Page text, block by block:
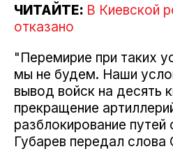
ЧИТАЙТЕ: В Киевской
отказано
"Перемирие при таких
мы не будем. Наши
вывод войск на десять
прекращение
разблокирование
Губарев передал слова